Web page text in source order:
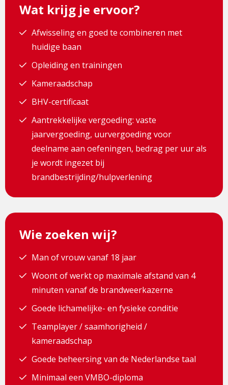
Wat krijg je ervoor?
Afwisseling en goed te combineren met
huidige baan
Opleiding en trainingen
Kameraadschap
BHV-certificaat
Aantrekkelijke vergoeding: vaste
jaarvergoeding, uurvergoeding voor
deelname aan oefeningen, bedrag per uur als
je wordt ingezet bij
brandbestrijding/hulpverlening
Wie zoeken wij?
Man of vrouw vanaf 18 jaar
Woont of werkt op maximale afstand van 4
minuten vanaf de brandweerkazerne
Goede lichamelijke- en fysieke conditie
Teamplayer / saamhorigheid /
kameraadschap
Goede beheersing van de Nederlandse taal
Minimaal een VMBO-diploma